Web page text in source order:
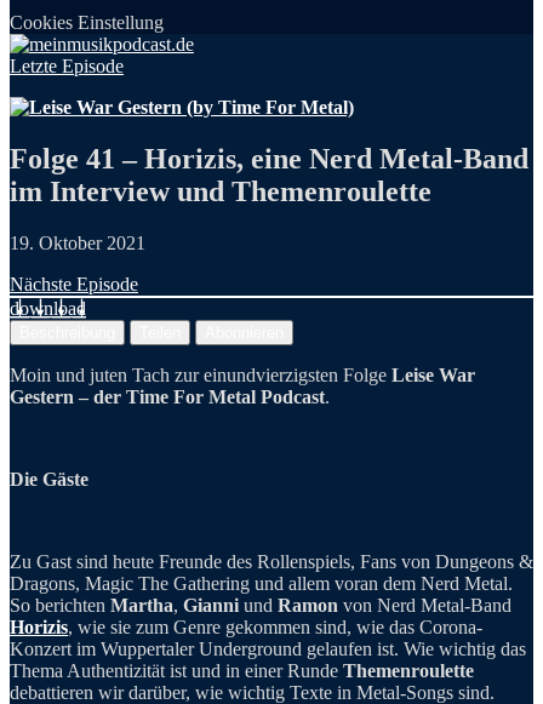
Cookies Einstellung
Letzte Episode
Folge 41 – Horizis, eine Nerd Metal-Band
im Interview und Themenroulette
19. Oktober 2021
Nächste Episode
download
Moin und juten Tach zur einundvierzigsten Folge Leise War
Gestern – der Time For Metal Podcast.
Die Gäste
Zu Gast sind heute Freunde des Rollenspiels, Fans von Dungeons &
Dragons, Magic The Gathering und allem voran dem Nerd Metal.
So berichten Martha, Gianni und Ramon von Nerd Metal-Band
Horizis, wie sie zum Genre gekommen sind, wie das Corona-
Konzert im Wuppertaler Underground gelaufen ist. Wie wichtig das
Thema Authentizität ist und in einer Runde Themenroulette
debattieren wir darüber, wie wichtig Texte in Metal-Songs sind.